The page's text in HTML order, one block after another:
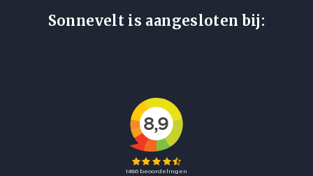
Sonnevelt is aangesloten bij: